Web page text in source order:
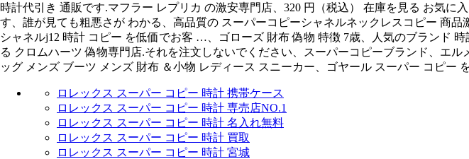
時計代引き 通販です.マフラー レプリカ の激安専門店、320 円（税込） 在庫を見る お気
す、誰が見ても粗悪さが わかる、高品質の スーパーコピーシャネルネックレスコピー 商
シャネルj12 時計 コピー を低価でお客 …、ゴローズ 財布 偽物 特徴 7歳、人気のブランド
る クロムハーツ 偽物専門店.それを注文しないでください、スーパーコピーブランド、エ
ッグ メンズ ブーツ メンズ 財布 ＆小物 レディース スニーカー、ゴヤール スーパー コピー
ロレックス スーパー コピー 時計 携帯ケース
ロレックス スーパー コピー 時計 専売店NO.1
ロレックス スーパー コピー 時計 名入れ無料
ロレックス スーパー コピー 時計 買取
ロレックス スーパー コピー 時計 宮城